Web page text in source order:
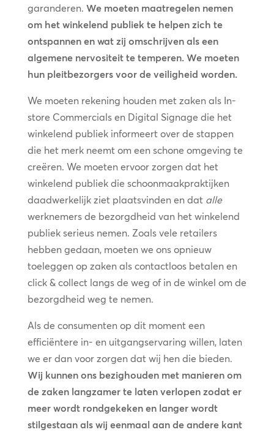
garanderen. We moeten maatregelen nemen
om het winkelend publiek te helpen zich te
ontspannen en wat zij omschrijven als een
algemene nervositeit te temperen. We moeten
hun pleitbezorgers voor de veiligheid worden.
We moeten rekening houden met zaken als In-
store Commercials en Digital Signage die het
winkelend publiek informeert over de stappen
die het merk neemt om een schone omgeving te
creëren. We moeten ervoor zorgen dat het
winkelend publiek die schoonmaakpraktijken
daadwerkelijk ziet plaatsvinden en dat alle
werknemers de bezorgdheid van het winkelend
publiek serieus nemen. Zoals vele retailers
hebben gedaan, moeten we ons opnieuw
toeleggen op zaken als contactloos betalen en
click & collect langs de weg of in de winkel om de
bezorgdheid weg te nemen.
Als de consumenten op dit moment een
efficiëntere in- en uitgangservaring willen, laten
we er dan voor zorgen dat wij hen die bieden.
Wij kunnen ons bezighouden met manieren om
de zaken langzamer te laten verlopen zodat er
meer wordt rondgekeken en langer wordt
stilgestaan als wij eenmaal aan de andere kant